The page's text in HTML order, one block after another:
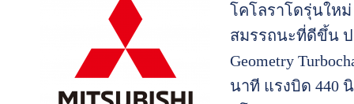
โคโลราโดรุ่นให
สมรรถนะที่ดีขึ้น ป
Geometry
นาที แรงบิด 440